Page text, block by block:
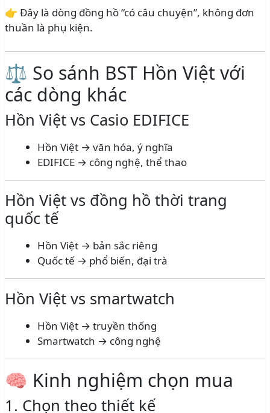
👉 Đây là dòng đồng hồ “có câu chuyện”, không đơn
thuần là phụ kiện.
⚖️ So sánh BST Hồn Việt với
các dòng khác
Hồn Việt vs Casio EDIFICE
Hồn Việt → văn hóa, ý nghĩa
EDIFICE → công nghệ, thể thao
Hồn Việt vs đồng hồ thời trang
quốc tế
Hồn Việt → bản sắc riêng
Quốc tế → phổ biến, đại trà
Hồn Việt vs smartwatch
Hồn Việt → truyền thống
Smartwatch → công nghệ
🧠 Kinh nghiệm chọn mua
1. Chọn theo thiết kế